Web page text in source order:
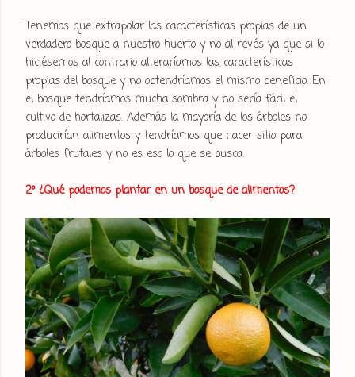
Tenemos que extrapolar las características propias de un
verdadero bosque a nuestro huerto y no al revés ya que si lo
hiciésemos al contrario alteraríamos las características
propias del bosque y no obtendríamos el mismo beneficio. En
el bosque tendríamos mucha sombra y no sería fácil el
cultivo de hortalizas. Además la mayoría de los árboles no
producirían alimentos y tendríamos que hacer sitio para
árboles frutales y no es eso lo que se busca.
2º ¿Qué podemos plantar en un bosque de alimentos?